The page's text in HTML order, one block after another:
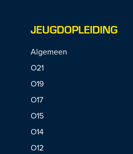
JEUGDOPLEIDING
Algemeen
O21
O19
O17
O15
O14
O12